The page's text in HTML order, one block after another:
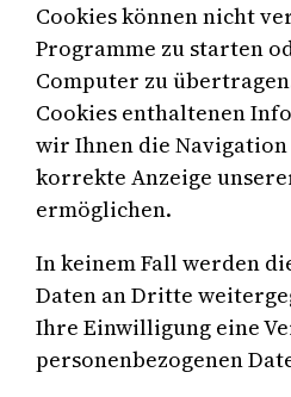
Cookies können nicht
Programme zu starten
Computer zu
Cookies enthaltenen
wir Ihnen die
korrekte Anzeige
ermöglichen.
In keinem Fall werden
Daten an Dritte
Ihre Einwilligung eine
personenbezogenen